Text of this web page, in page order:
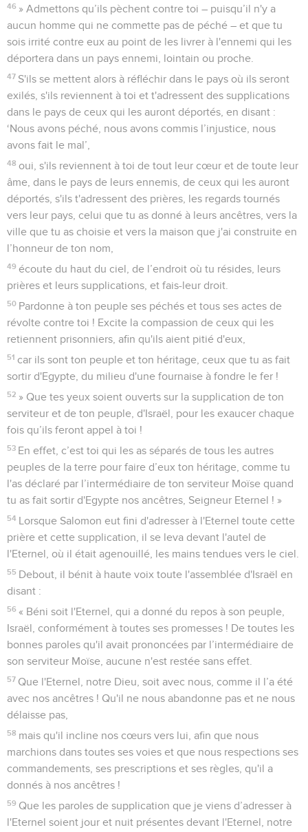
46 » Admettons qu’ils pèchent contre toi – puisqu’il n'y a
aucun homme qui ne commette pas de péché – et que tu
sois irrité contre eux au point de les livrer à l'ennemi qui les
déportera dans un pays ennemi, lointain ou proche.
47 S'ils se mettent alors à réfléchir dans le pays où ils seront
exilés, s'ils reviennent à toi et t'adressent des supplications
dans le pays de ceux qui les auront déportés, en disant :
‘Nous avons péché, nous avons commis l’injustice, nous
avons fait le mal’,
48 oui, s'ils reviennent à toi de tout leur cœur et de toute leur
âme, dans le pays de leurs ennemis, de ceux qui les auront
déportés, s'ils t'adressent des prières, les regards tournés
vers leur pays, celui que tu as donné à leurs ancêtres, vers la
ville que tu as choisie et vers la maison que j'ai construite en
l’honneur de ton nom,
49 écoute du haut du ciel, de l’endroit où tu résides, leurs
prières et leurs supplications, et fais-leur droit.
50 Pardonne à ton peuple ses péchés et tous ses actes de
révolte contre toi ! Excite la compassion de ceux qui les
retiennent prisonniers, afin qu'ils aient pitié d'eux,
51 car ils sont ton peuple et ton héritage, ceux que tu as fait
sortir d'Egypte, du milieu d'une fournaise à fondre le fer !
52 » Que tes yeux soient ouverts sur la supplication de ton
serviteur et de ton peuple, d'Israël, pour les exaucer chaque
fois qu’ils feront appel à toi !
53 En effet, c’est toi qui les as séparés de tous les autres
peuples de la terre pour faire d’eux ton héritage, comme tu
l'as déclaré par l’intermédiaire de ton serviteur Moïse quand
tu as fait sortir d'Egypte nos ancêtres, Seigneur Eternel ! »
54 Lorsque Salomon eut fini d'adresser à l'Eternel toute cette
prière et cette supplication, il se leva devant l'autel de
l'Eternel, où il était agenouillé, les mains tendues vers le ciel.
55 Debout, il bénit à haute voix toute l'assemblée d'Israël en
disant :
56 « Béni soit l'Eternel, qui a donné du repos à son peuple,
Israël, conformément à toutes ses promesses ! De toutes les
bonnes paroles qu'il avait prononcées par l’intermédiaire de
son serviteur Moïse, aucune n'est restée sans effet.
57 Que l'Eternel, notre Dieu, soit avec nous, comme il l’a été
avec nos ancêtres ! Qu'il ne nous abandonne pas et ne nous
délaisse pas,
58 mais qu'il incline nos cœurs vers lui, afin que nous
marchions dans toutes ses voies et que nous respections ses
commandements, ses prescriptions et ses règles, qu'il a
donnés à nos ancêtres !
59 Que les paroles de supplication que je viens d’adresser à
l'Eternel soient jour et nuit présentes devant l'Eternel, notre